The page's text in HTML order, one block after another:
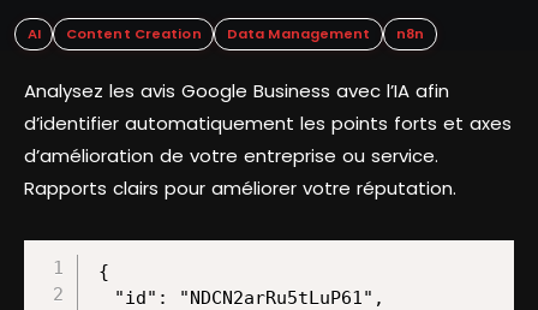
AI Content Creation Data Management n8n
Analysez les avis Google Business avec l’IA afin
d’identifier automatiquement les points forts et axes
d’amélioration de votre entreprise ou service.
Rapports clairs pour améliorer votre réputation.
{
  "id": "NDCN2arRu5tLuP61",